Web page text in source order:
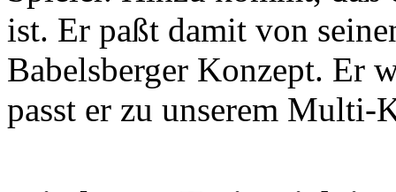
ist. Er paßt damit von
Babelsberger Konzept. Er
passt er zu unserem Multi-